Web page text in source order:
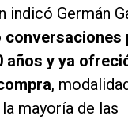
indicó Germán
conversaciones
años y ya
,
mayoría de las